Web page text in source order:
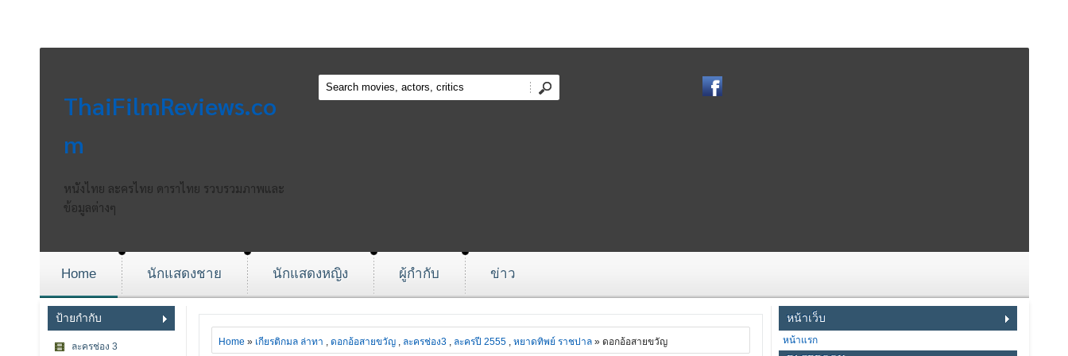
ThaiFilmReviews.co
m
หนังไทย ละครไทย ดาราไทย รวบรวมภาพและ
ข้อมูลต่างๆ
Home นักแสดงชาย นักแสดงหญิง ผู้กำกับ ข่าว
ป้ายกำกับ
ละครช่อง 3 Home » เกียรติกมล ล่าทา , ดอกอ้อสายขวัญ, ละครช่อง3, ละครปี 2555, หยาดทิพย์ ราชปาล» ดอกอ้อสายขวัญ
หน้าเว็บ
หน้าแรก